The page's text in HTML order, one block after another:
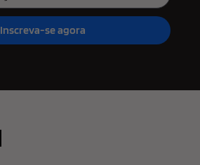
Inscreva-se agora